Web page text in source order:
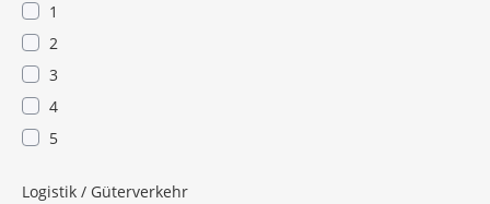
1
2
3
4
5
Logistik / Güterverkehr